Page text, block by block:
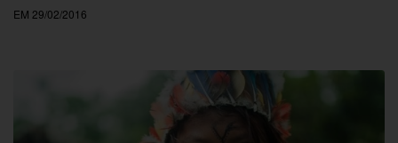
EM 29/02/2016